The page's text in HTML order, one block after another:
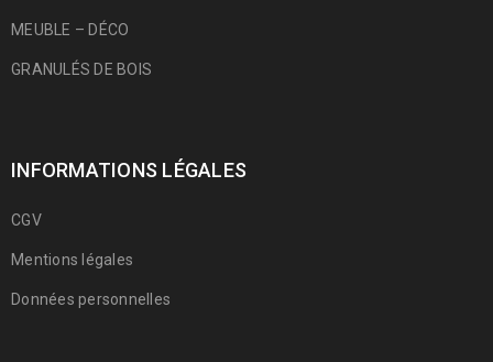
MEUBLE – DÉCO
GRANULÉS DE BOIS
INFORMATIONS LÉGALES
CGV
Mentions légales
Données personnelles